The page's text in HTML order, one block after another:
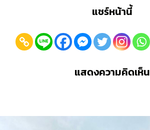
แชร์หน้านี้
แสดงความคิดเห็น